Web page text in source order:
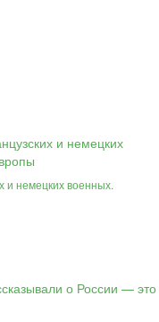
и немецких военных.